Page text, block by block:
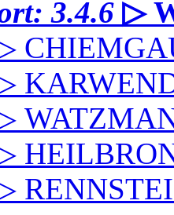
3.4.6 ▷